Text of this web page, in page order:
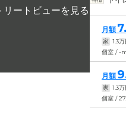
月額
家 1.3万
個室 / -
月額
家 1.3万
個室 /